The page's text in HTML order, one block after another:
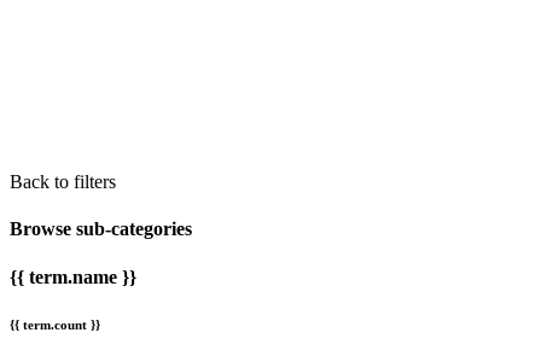
Back to filters
Browse sub-categories
{{ term.name }}
{{ term.count }}